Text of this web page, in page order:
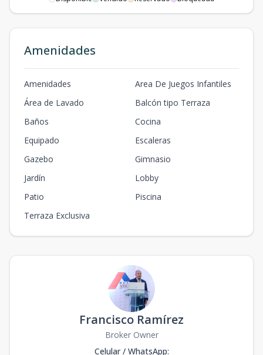
Amenidades
Amenidades
Area De Juegos Infantiles
Área de Lavado
Balcón tipo Terraza
Baños
Cocina
Equipado
Escaleras
Gazebo
Gimnasio
Jardín
Lobby
Patio
Piscina
Terraza Exclusiva
Francisco Ramírez
Broker Owner
Celular / WhatsApp: